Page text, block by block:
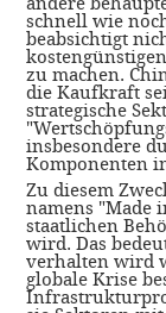
schnell wie
beabsichtigt
zu machen.
die Kaufkraft
strategische
insbesondere
Komponenten
Zu diesem
namens "Made
staatlichen
wird. Das
verhalten wird
globale Krise